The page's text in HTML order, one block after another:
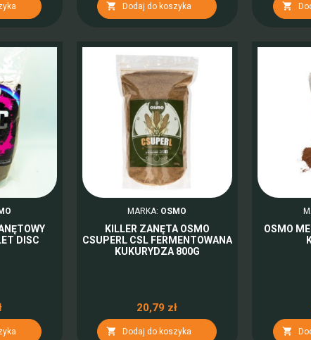
 Dodaj do koszyka 
DISC
MARKA: OSMO
KILLER ZANĘTA OSMO
CSUPERL CSL FERMENTOWANA
KUKURYDZA 800G
20,79 zł
 Dodaj do koszyka
OSMO
